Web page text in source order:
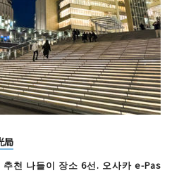
局
천 나들이 장소 6선. 오사카 e-Pas